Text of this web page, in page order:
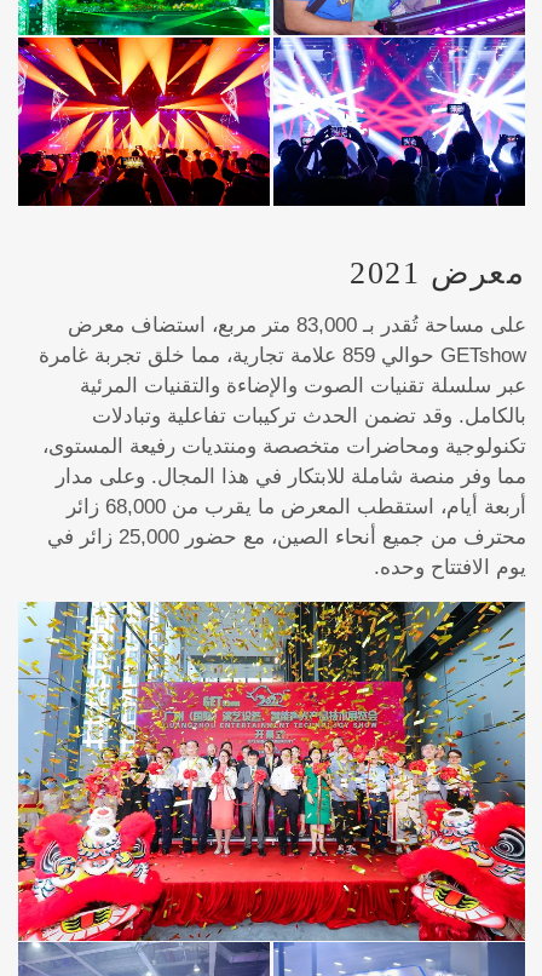
معرض 2021
على مساحة تُقدر بـ 83,000 متر مربع، استضاف معرض
GETshow حوالي 859 علامة تجارية، مما خلق تجربة غامرة
عبر سلسلة تقنيات الصوت والإضاءة والتقنيات المرئية
بالكامل. وقد تضمن الحدث تركيبات تفاعلية وتبادلات
تكنولوجية ومحاضرات متخصصة ومنتديات رفيعة المستوى،
مما وفر منصة شاملة للابتكار في هذا المجال. وعلى مدار
أربعة أيام، استقطب المعرض ما يقرب من 68,000 زائر
محترف من جميع أنحاء الصين، مع حضور 25,000 زائر في
يوم الافتتاح وحده.